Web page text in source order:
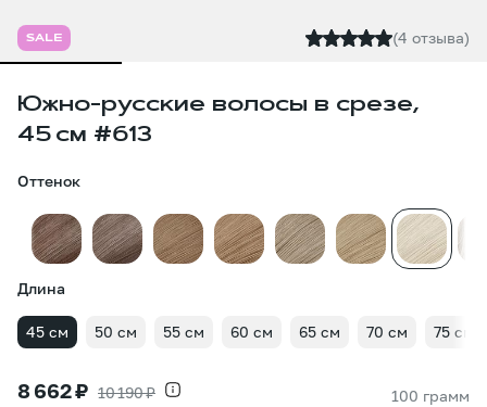
SALE (4 отзыва)
Южно-русские волосы в срезе,
45 см #613
Оттенок
Длина
45 см 50 см 55 см 60 см 65 см 70 см 75 см
8 662 ₽ 10 190 ₽ 100 грамм